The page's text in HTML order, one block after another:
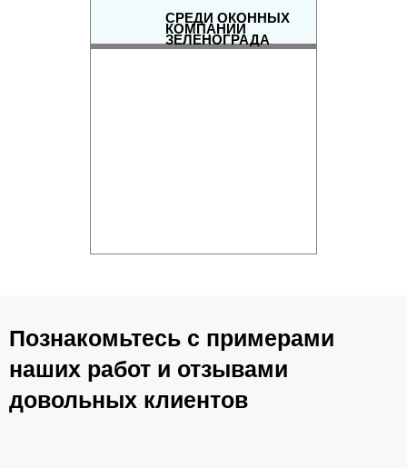
СРЕДИ ОКОННЫХ
КОМПАНИЙ
ЗЕЛЕНОГРАДА
Познакомьтесь с примерами
наших работ и отзывами
довольных клиентов